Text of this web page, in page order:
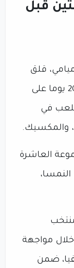
قبل
قلق
منتخب الأرجنتين، قبل أقل من 20 يوما على
تلعب في
والمكسيك.
العاشرة
خلال مواجهة
ضمن